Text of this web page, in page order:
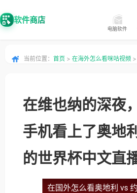
软件商店
电脑软件
当前位置： 首页 > 在海外怎么看咪咕视频
在维也纳的深夜
手机看上了奥地
的世界杯中文直
在国外怎么看奥地利 vs